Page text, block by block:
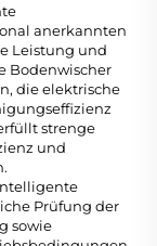
anerkannten
Leistung und
Bodenwischer
die elektrische
strenge
und
Prüfung der
sowie